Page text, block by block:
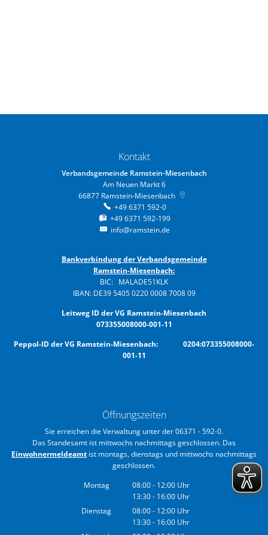
Kontakt
Verbandsgemeinde Ramstein-Miesenbach
Am Neuen Markt 6
66877 Ramstein-Miesenbach
+49 6371 592-0
+49 6371 592-199
info@ramstein.de
Bankverbindung der Verbandsgemeinde
Ramstein-Miesenbach:
BIC: MALADE51KLK
IBAN: DE39 5405 0220 0008 7008 09
Leitweg ID der VG Ramstein-Miesenbach
073355008000-001-11
Peppol-ID der VG Ramstein-Miesenbach: 0204:073355008000-
001-11
Öffnungszeiten
Sie erreichen die Verwaltung unter der 06371 - 592-0.
Das Standesamt ist mittwochs nachmittags geschlossen. Das
Einwohnermeldeamt ist montags, dienstags und mittwochs nachmittags
geschlossen.
Montag
08:00- 12:00 Uhr
Von 08:00 bis 12:00 Uhr
13:30- 16:00 Uhr
Von 13:30 bis 16:00 Uhr
Dienstag 08:00- 12:00 Uhr
Von 08:00 bis 12:00 Uhr
13:30- 16:00 Uhr